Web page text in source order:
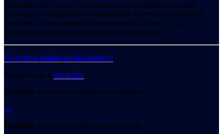
Интернет-сайт носит исключительно информационный
характер и ни при каких условиях не является публичной
офертой, определяемой положениями Статьи 437 (2)
Гражданского кодекса Российской Федерации.
Политика конфиденциальности
Разработано в exsited.ru
Ошибка: Контактная форма не найдена.
GO
Ошибка: Контактная форма не найдена.